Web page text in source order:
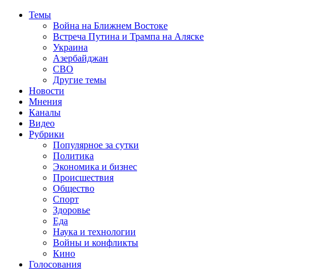
Темы
Война на Ближнем Востоке
Встреча Путина и Трампа на Аляске
Украина
Азербайджан
СВО
Другие темы
Новости
Мнения
Каналы
Видео
Рубрики
Популярное за сутки
Политика
Экономика и бизнес
Происшествия
Общество
Спорт
Здоровье
Еда
Наука и технологии
Войны и конфликты
Кино
Голосования